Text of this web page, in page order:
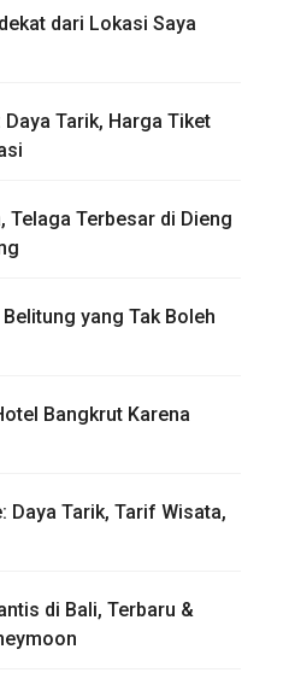
dari Lokasi Saya
Tarik, Harga Tiket
Telaga Terbesar di Dieng
yang Tak Boleh
Bangkrut Karena
Daya Tarik, Tarif Wisata,
di Bali, Terbaru &